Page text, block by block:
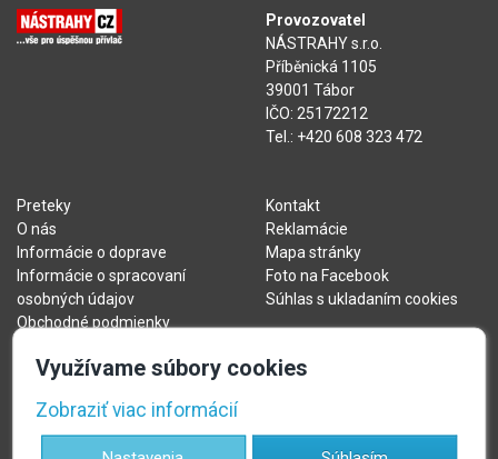
Provozovatel
NÁSTRAHY s.r.o.
Příběnická 1105
39001 Tábor
IČO: 25172212
Tel.: +420 608 323 472
Preteky
O nás
Informácie o doprave
Informácie o spracovaní
osobných údajov
Obchodné podmienky
text_withdrawal
Kontakt
Reklamácie
Mapa stránky
Foto na Facebook
Súhlas s ukladaním cookies
Využívame súbory cookies
Zobraziť viac informácií